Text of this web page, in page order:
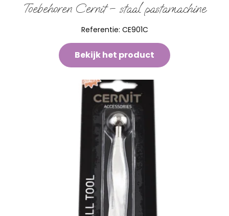
Toebehoren Cernit – staal pastamachine
Referentie: CE901C
Bekijk het product